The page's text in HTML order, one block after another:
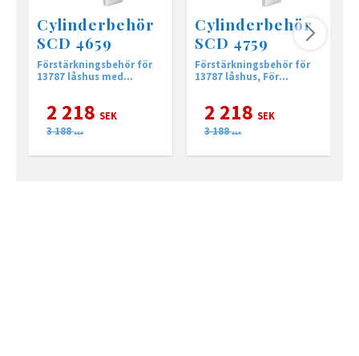
Cylinderbehör
SCD 4659
Förstärkningsbehör för
13787 låshus med
2 218 SEK
3 188 SEK
Cylinderbehör
SCD 4759
Förstärkningsbehör för
13787 låshus, För
2 218 SEK
3 188 SEK